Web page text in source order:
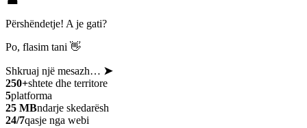
Përshëndetje! A je gati?
Po, flasim tani 👋
Shkruaj një mesazh… ➤
250+shtete dhe territore
5platforma
25 MBndarje skedarësh
24/7qasje nga webi